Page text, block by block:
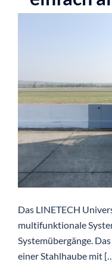
Das LINETECH
multifunktionale
Systemübergänge.
einer Stahlhaube mit